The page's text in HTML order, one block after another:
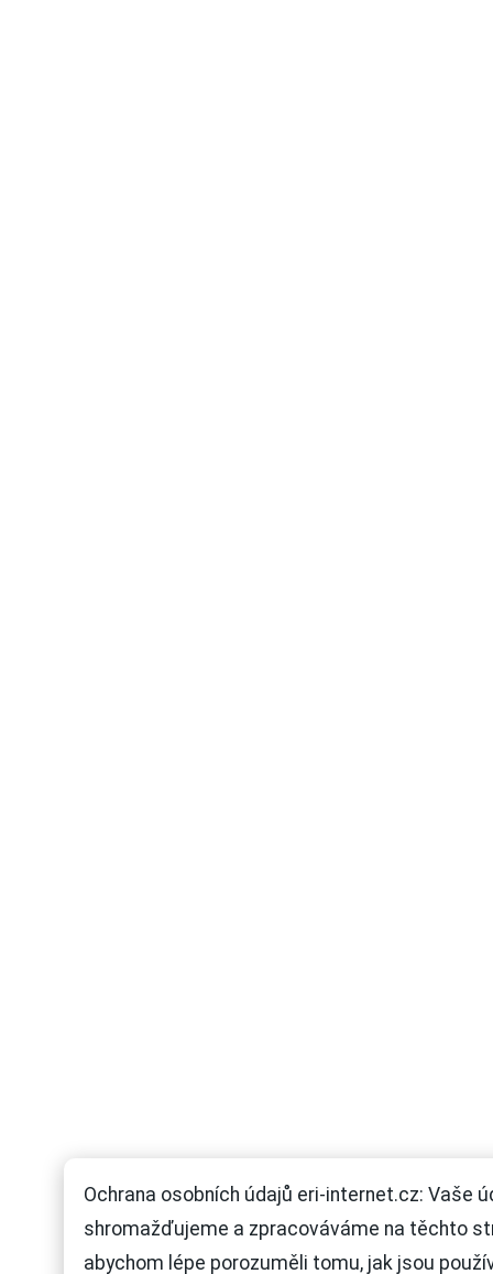
Ochrana osobních údajů eri-internet.cz: Vaše
shromažďujeme a zpracováváme na těchto
abychom lépe porozuměli tomu, jak jsou